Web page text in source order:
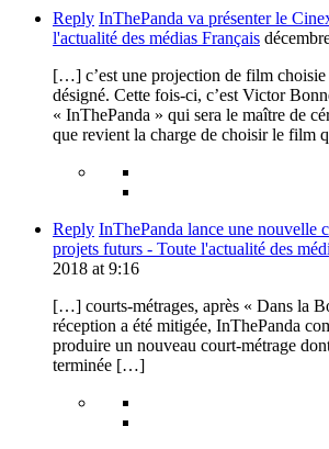
Reply InThePanda va présenter le
l'actualité des médias Français
[…] c’est une projection de film choisie
désigné. Cette fois-ci, c’est Victor
« InThePanda » qui sera le maître de
que revient la charge de choisir le
Reply InThePanda lance une nouvelle
projets futurs - Toute l'actualité des
2018 at 9:16
[…] courts-métrages, après « Dans la
réception a été mitigée, InThePanda
produire un nouveau court-métrage
terminée […]